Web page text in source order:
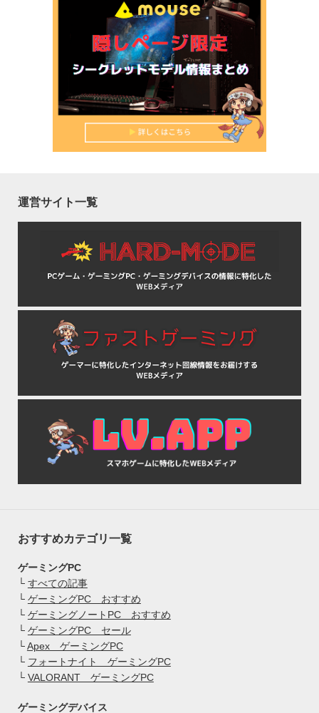
運営サイト一覧
おすすめカテゴリ一覧
ゲーミングPC
└ すべての記事
└ ゲーミングPC おすすめ
└ ゲーミングノートPC おすすめ
└ ゲーミングPC セール
└Apex ゲーミングPC
└ フォートナイト ゲーミングPC
└ VALORANT ゲーミングPC
ゲーミングデバイス